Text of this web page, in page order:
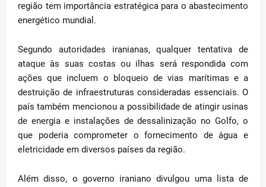
região tem importância estratégica para o abastecimento
energético mundial.
Segundo autoridades iranianas, qualquer tentativa de
ataque às suas costas ou ilhas será respondida com
ações que incluem o bloqueio de vias marítimas e a
destruição de infraestruturas consideradas essenciais. O
país também mencionou a possibilidade de atingir usinas
de energia e instalações de dessalinização no Golfo, o
que poderia comprometer o fornecimento de água e
eletricidade em diversos países da região.
Além disso, o governo iraniano divulgou uma lista de